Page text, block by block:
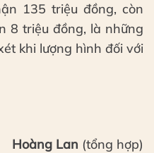
135 triệu đồng, còn
8 triệu đồng, là những
khi lượng hình đối với
Hoàng Lan (tổng hợp)